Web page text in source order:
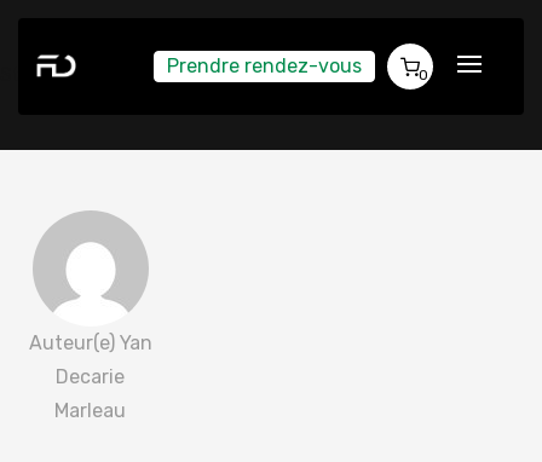
Prendre rendez-vous 0
Stéphanie Boudreau 2022-05-16
Auteur(e) Yan
Decarie
Marleau